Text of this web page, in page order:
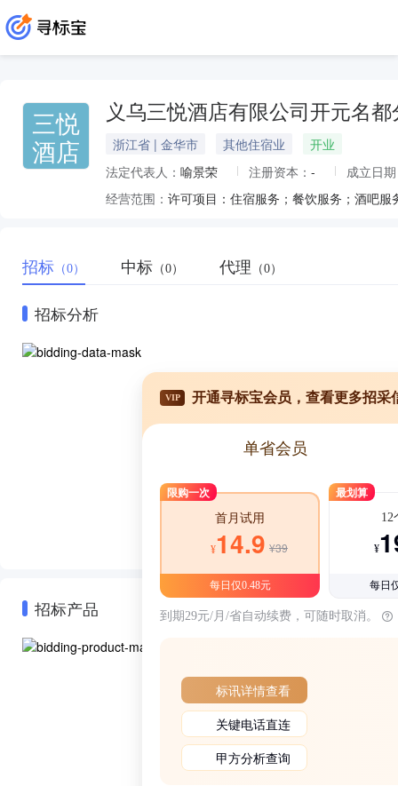
三悦
酒店
义乌三悦酒店有限公司开元名都
浙江省 | 金华市 其他住宿业
开业
法定代表人： 喻景荣 注册资本： -
成立日
经营范围：
招标 （0） 中标 （0） 代理 （0）
招标分析
招标产品
VIP 开通寻标宝会员，查看更多招采
单省会员
限购一次
首月试用
¥14.9 ¥39
每日仅0.48元
最划算
12
¥
每日
到期29元/月/省自动续费，可随时取消。
标讯详情查看
关键电话直连
甲方分析查询